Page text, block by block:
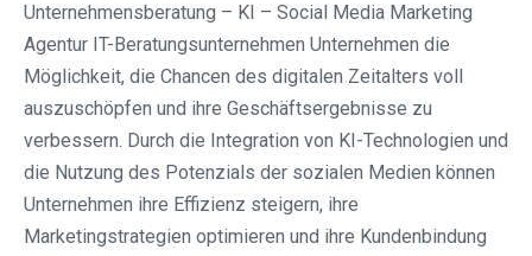
Unternehmensberatung – KI – Social Media Marketing
Agentur IT-Beratungsunternehmen Unternehmen die
Möglichkeit, die Chancen des digitalen Zeitalters voll
auszuschöpfen und ihre Geschäftsergebnisse zu
verbessern. Durch die Integration von KI-Technologien und
die Nutzung des Potenzials der sozialen Medien können
Unternehmen ihre Effizienz steigern, ihre
Marketingstrategien optimieren und ihre Kundenbindung